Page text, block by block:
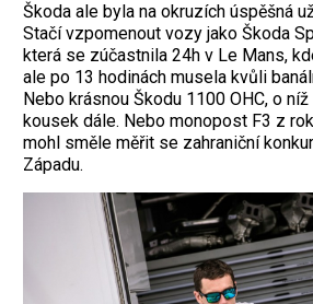
Škoda ale byla na okruzích úspěšná
Stačí vzpomenout vozy jako Škoda
která se zúčastnila 24h v Le Mans,
ale po 13 hodinách musela kvůli
Nebo krásnou Škodu 1100 OHC, o
kousek dále. Nebo monopost F3 z
mohl směle měřit se zahraniční
Západu.